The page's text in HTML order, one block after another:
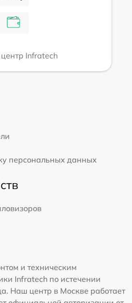
Infratech
персональных данных
и техническим
Infratech по истечении
Наш центр в Москве работает